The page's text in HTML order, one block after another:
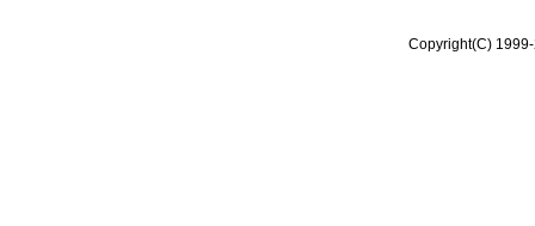
Copyright(C)